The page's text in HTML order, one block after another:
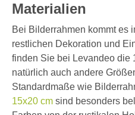
Materialien
Bei Bilderrahmen kommt es
restlichen Dekoration und
finden Sie bei Levandeo die
natürlich auch andere
Standardmaße wie
15x20 cm sind besonders